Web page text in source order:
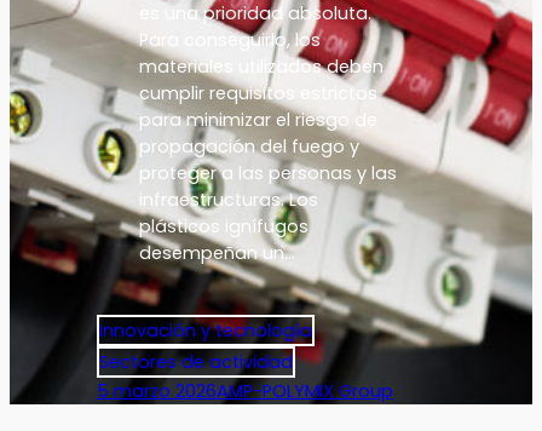
es una prioridad absoluta.
Para conseguirlo, los
materiales utilizados deben
cumplir requisitos estrictos
para minimizar el riesgo de
propagación del fuego y
proteger a las personas y las
infraestructuras. Los
plásticos ignífugos
desempeñan un…
Innovación y tecnología
Sectores de actividad
5 marzo 2026AMP-POLYMIX Group